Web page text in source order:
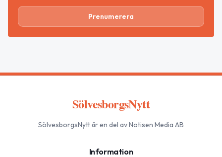
Prenumerera
SölvesborgsNytt
SölvesborgsNyttär en del av Notisen Media AB
Information